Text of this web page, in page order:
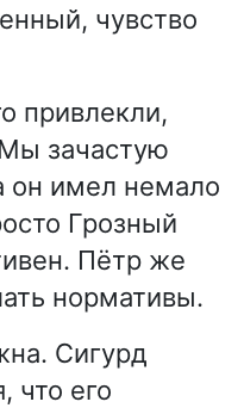
чувство
привлекли,
зачастую
он имел немало
Грозный
Пётр же
нормативы.
Сигурд
что его